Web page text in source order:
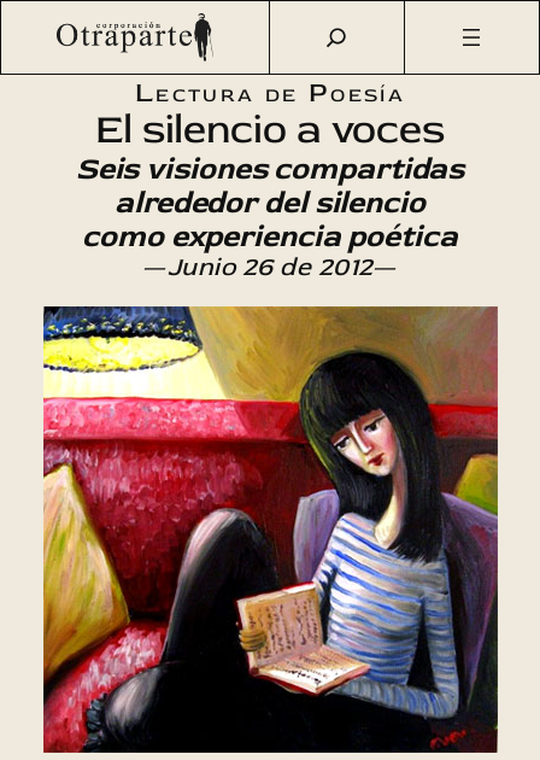
Saltar
Otraparte.org/Agenda Cultural Literatura
El silencio a
Lectura de Poesía
El silencio a voces
Seis visiones compartidas
alrededor del silencio
como experiencia poética
—Junio 26 de 2012—